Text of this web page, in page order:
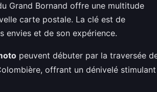
Grand Bornand offre une multitude
carte postale. La clé est de
envies et de son expérience.
peuvent débuter par la traversée
offrant un dénivelé